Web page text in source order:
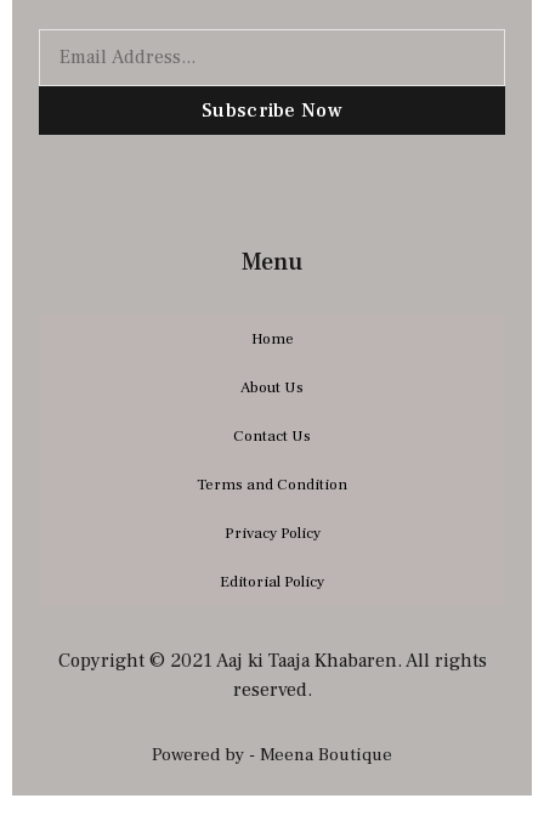
Subscribe Now
Menu
Home
About Us
Contact Us
Terms and Condition
Privacy Policy
Editorial Policy
Copyright © 2021 Aaj ki Taaja Khabaren. All rights
reserved.
Powered by - Meena Boutique